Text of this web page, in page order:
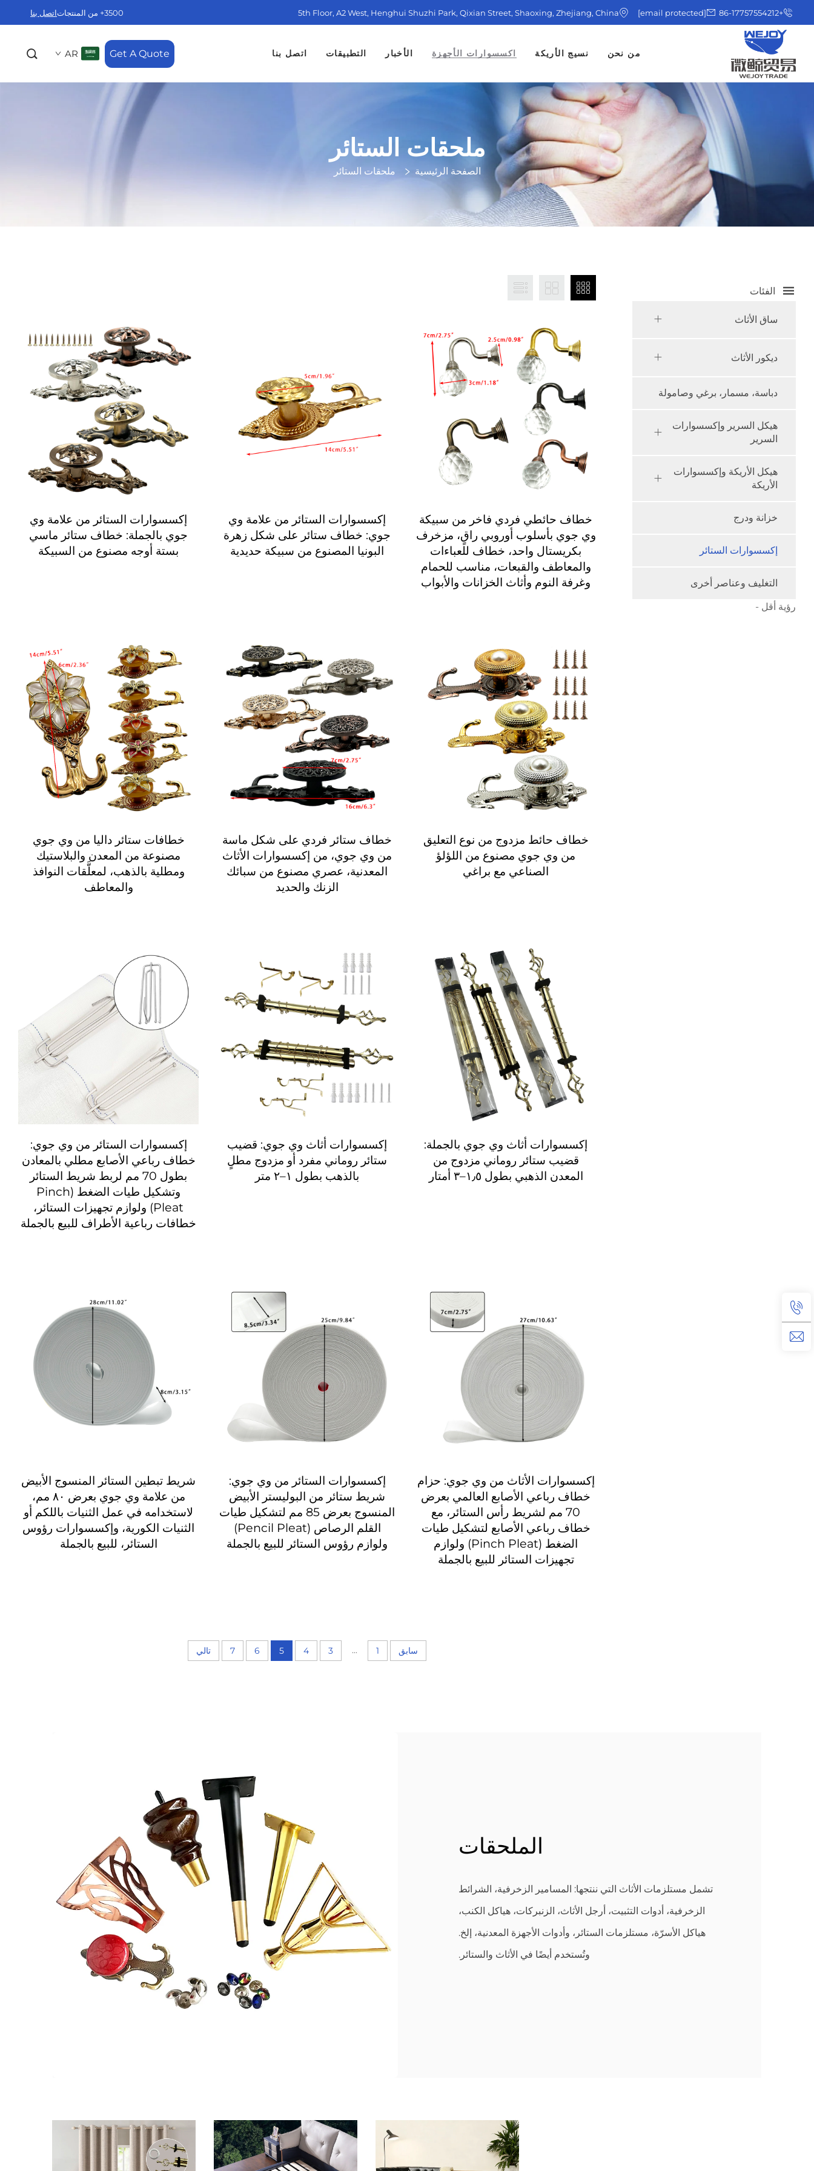
+86-17757554212
[email protected]
5th Floor, A2 West, Henghui Shuzhi Park, Qixian Street, Shaoxing, Zhejiang, China 3500+ من المنتجات اتصل بنا
من نحن نسيج الأريكة اكسسوارات الأجهزة الأخبار التطبيقات اتصل بنا Get A Quote
AR
ملحقات الستائر
الصفحة الرئيسية ملحقات الستائر
الفئات
ساق الأثاث
ديكور الأثاث
دباسة، مسمار، برغي وصامولة
هيكل السرير وإكسسوارات
السرير
هيكل الأريكة وإكسسوارات
الأريكة
خزانة ودرج
إكسسوارات الستائر
التغليف وعناصر أخرى
رؤية أقل -
خطاف حائطي فردي فاخر من سبيكة
وي جوي بأسلوب أوروبي راقٍ، مزخرف
بكريستال واحد، خطاف للعباءات
والمعاطف والقبعات، مناسب للحمام
وغرفة النوم وأثاث الخزانات والأبواب
إكسسوارات الستائر من علامة وي
جوي: خطاف ستائر على شكل زهرة
البونيا المصنوع من سبيكة حديدية
إكسسوارات الستائر من علامة وي
جوي بالجملة: خطاف ستائر ماسي
بستة أوجه مصنوع من السبيكة
خطاف حائط مزدوج من نوع التعليق
من وي جوي مصنوع من اللؤلؤ
الصناعي مع براغي
خطاف ستائر فردي على شكل ماسة
من وي جوي، من إكسسوارات الأثاث
المعدنية، عصري مصنوع من سبائك
الزنك والحديد
خطافات ستائر داليا من وي جوي
مصنوعة من المعدن والبلاستيك
ومطلية بالذهب، لمعلَّقات النوافذ
والمعاطف
إكسسوارات أثاث وي جوي بالجملة:
قضيب ستائر روماني مزدوج من
المعدن الذهبي بطول ١٫٥–٣ أمتار
إكسسوارات أثاث وي جوي: قضيب
ستائر روماني مفرد أو مزدوج مطلٍ
بالذهب بطول ١–٢ متر
إكسسوارات الستائر من وي جوي:
خطاف رباعي الأصابع مطلي بالمعادن
بطول 70 مم لربط شريط الستائر
وتشكيل طيات الضغط (Pinch
Pleat) ولوازم تجهيزات الستائر،
خطافات رباعية الأطراف للبيع بالجملة
إكسسوارات الأثاث من وي جوي: حزام
خطاف رباعي الأصابع العالمي بعرض
70 مم لشريط رأس الستائر، مع
خطاف رباعي الأصابع لتشكيل طيات
الضغط (Pinch Pleat) ولوازم
تجهيزات الستائر للبيع بالجملة
إكسسوارات الستائر من وي جوي:
شريط ستائر من البوليستر الأبيض
المنسوج بعرض 85 مم لتشكيل طيات
القلم الرصاص (Pencil Pleat)
ولوازم رؤوس الستائر للبيع بالجملة
شريط تبطين الستائر المنسوج الأبيض
من علامة وي جوي بعرض ٨٠ مم،
لاستخدامه في عمل الثنيات باللكم أو
الثنيات الكورية، وإكسسوارات رؤوس
الستائر، للبيع بالجملة
سابق 1
...
3
4
5
6
7 تالي
الملحقات
تشمل مستلزمات الأثاث التي ننتجها: المسامير الزخرفية، الشرائط
الزخرفية، أدوات التثبيت، أرجل الأثاث، الزنبركات، هياكل الكنب،
هياكل الأسرّة، مستلزمات الستائر، وأدوات الأجهزة المعدنية، إلخ.
وتُستخدم أيضًا في الأثاث والستائر.